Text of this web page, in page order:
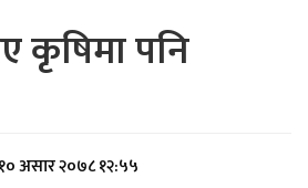
पनि
१० असार २०७८ १२:५५